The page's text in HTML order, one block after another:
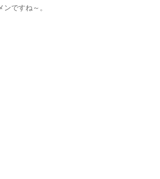
ンですね～。